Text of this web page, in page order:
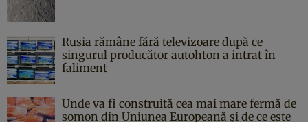
Rusia rămâne fără televizoare după ce
singurul producător autohton a intrat în
faliment
Unde va fi construită cea mai mare fermă de
somon din Uniunea Europeană și de ce este